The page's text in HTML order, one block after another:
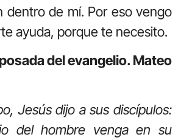
dentro de mí. Por eso vengo
ayuda, porque te necesito.
del evangelio. Mateo
Jesús dijo a sus discípulos:
del hombre venga en su